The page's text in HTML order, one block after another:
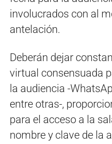
involucrados con al
antelación.
Deberán dejar
virtual consensuada
la audiencia -
entre otras-,
para el acceso a la
nombre y clave de la